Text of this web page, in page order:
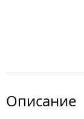
Описание